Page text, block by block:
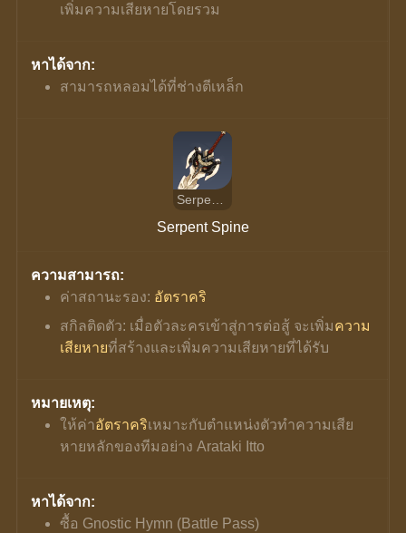
เพิ่มความเสียหายโดยรวม
หาได้จาก:
สามารถหลอมได้ที่ช่างตีเหล็ก
Serpent Spine
ความสามารถ:
ค่าสถานะรอง: อัตราคริ
สกิลติดตัว: เมื่อตัวละครเข้าสู่การต่อสู้ จะเพิ่มความ
เสียหายที่สร้างและเพิ่มความเสียหายที่ได้รับ
หมายเหตุ:
ให้ค่าอัตราคริเหมาะกับตำแหน่งตัวทำความเสีย
หายหลักของทีมอย่าง Arataki Itto
หาได้จาก:
ซื้อ Gnostic Hymn (Battle Pass)